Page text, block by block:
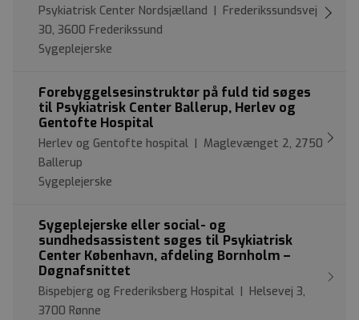
Psykiatrisk Center Nordsjælland | Frederikssundsvej
30, 3600 Frederikssund
Sygeplejerske
Forebyggelsesinstruktør på fuld tid søges
til Psykiatrisk Center Ballerup, Herlev og
Gentofte Hospital
Herlev og Gentofte hospital | Maglevænget 2, 2750
Ballerup
Sygeplejerske
Sygeplejerske eller social- og
sundhedsassistent søges til Psykiatrisk
Center København, afdeling Bornholm –
Døgnafsnittet
Bispebjerg og Frederiksberg Hospital | Helsevej 3,
3700 Rønne